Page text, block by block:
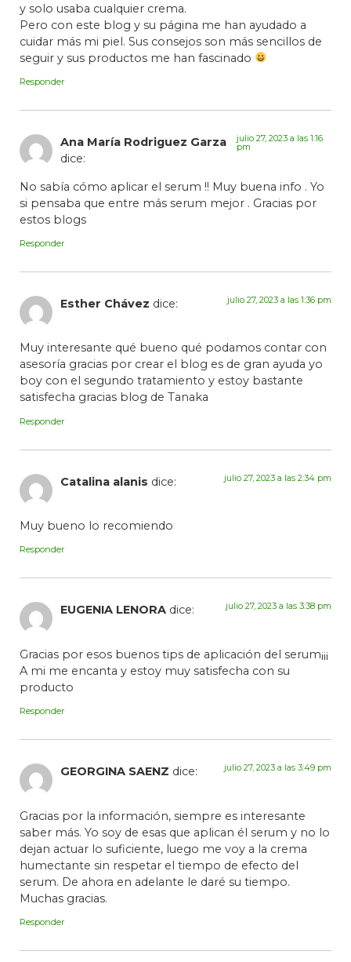
y solo usaba cualquier crema.
Pero con este blog y su página me han ayudado a
cuidar más mi piel. Sus consejos son más sencillos de
seguir y sus productos me han fascinado
Responder
Ana María Rodriguez Garza
dice:
julio 27, 2023 a las 1:16
pm
No sabía cómo aplicar el serum !! Muy buena info . Yo
si pensaba que entre más serum mejor . Gracias por
estos blogs
Responder
Esther Chávez dice: julio 27, 2023 a las 1:36 pm
Muy interesante qué bueno qué podamos contar con
asesoría gracias por crear el blog es de gran ayuda yo
boy con el segundo tratamiento y estoy bastante
satisfecha gracias blog de Tanaka
Responder
Catalina alanis dice: julio 27, 2023 a las 2:34 pm
Muy bueno lo recomiendo
Responder
EUGENIA LENORA dice: julio 27, 2023 a las 3:38 pm
Gracias por esos buenos tips de aplicación del serum¡¡¡
A mi me encanta y estoy muy satisfecha con su
producto
Responder
GEORGINA SAENZ dice: julio 27, 2023 a las 3:49 pm
Gracias por la información, siempre es interesante
saber más. Yo soy de esas que aplican él serum y no lo
dejan actuar lo suficiente, luego me voy a la crema
humectante sin respetar el tiempo de efecto del
serum. De ahora en adelante le daré su tiempo.
Muchas gracias.
Responder